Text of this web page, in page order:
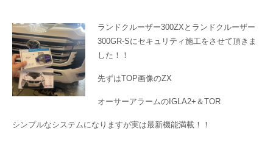
ランドクルーザー300ZXとランドクルーザー
300GR-Sにセキュリティ施工をさせて頂きま
した！！
先ずはTOP画像のZX
オーサーアラームのIGLA2+＆TOR
シンプルなシステムになりますが実は最新機能満載！！